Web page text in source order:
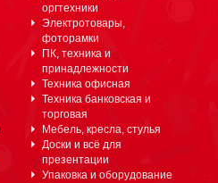
оргтехники
Электротовары,
фоторамки
ПК, техника и
принадлежности
Техника офисная
Техника банковская и
торговая
Мебель, кресла, стулья
Доски и всё для
презентации
Упаковка и оборудование